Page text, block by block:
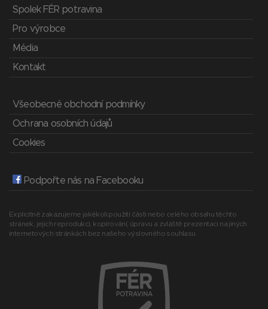
Spolek FÉR potravina
Pro výrobce
Média
Kontakt
Všeobecné obchodní podmínky
Ochrana osobních údajů
Cookies
Podpořte nás na Facebooku
Explicitně zakazujeme jakékoli použití části nebo celého obsahu těchto
stránek, jejich reprodukci, kopírování, úpravu a zvláště prezentaci na jiných
internetových stránkách bez našeho výslovného souhlasu.